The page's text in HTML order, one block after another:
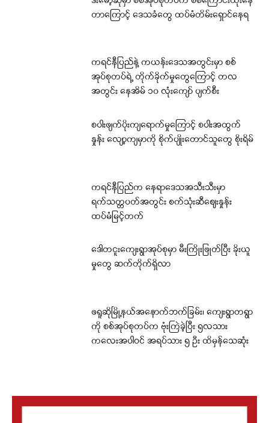
တာကြောင့် ဒေသခံတွေ ထပ်မံတိမ်းရှောင်နေရ
ကရင်နီပြည်နဲ့ ကယန်းဒေသအတွင်းမှာ စစ်
အုပ်စုတပ်ရဲ့ တိုက်ခိုက်မှုတွေကြောင့် တလ
အတွင်း နေအိမ် ၁၀ လုံးကျော် ပျက်စီး
စပါးဖျက်ပိုးကျရောက်မှုကြောင့် စပါးအထွက်
နှုန်း လျော့ကျမှာကို စိုက်ပျိုးတောင်သူတွေ စိုးရိမ်
ကရင်နီပြည်က နေရာဒေသအသီးသီးမှာ
ရက်သတ္တပတ်အတွင်း စက်သုံးဆီဈေးနှုန်း
ထပ်မံမြင့်တက်
ဒေါတငူးကျေးရွာအုပ်စုမှာ မီးကြိုးဖြုတ်ပြီး ခိုးယူ
မှုတွေ ဆက်တိုက်ရှိလာ
ဖရူဆိုမြို့နယ်အနောက်ဘက်ခြမ်း၊ ကျေးရွာတရွာ
ကို စစ်အုပ်စုတပ်က ဗုံးကြဲခဲ့ပြီး ၅လသား
ကလေးအပါဝင် အရပ်သား ၅ ဦး ထိမှန်သေဆုံး